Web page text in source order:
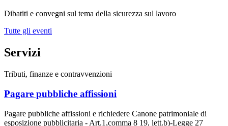
Dibatiti e convegni sul tema della sicurezza sul lavoro
Tutte gli eventi
Servizi
Tributi, finanze e contravvenzioni
Pagare pubbliche affissioni
Pagare pubbliche affissioni e richiedere Canone patrimoniale di
esposizione pubblicitaria - Art.1,comma 8 19, lett.b)-Legge 27